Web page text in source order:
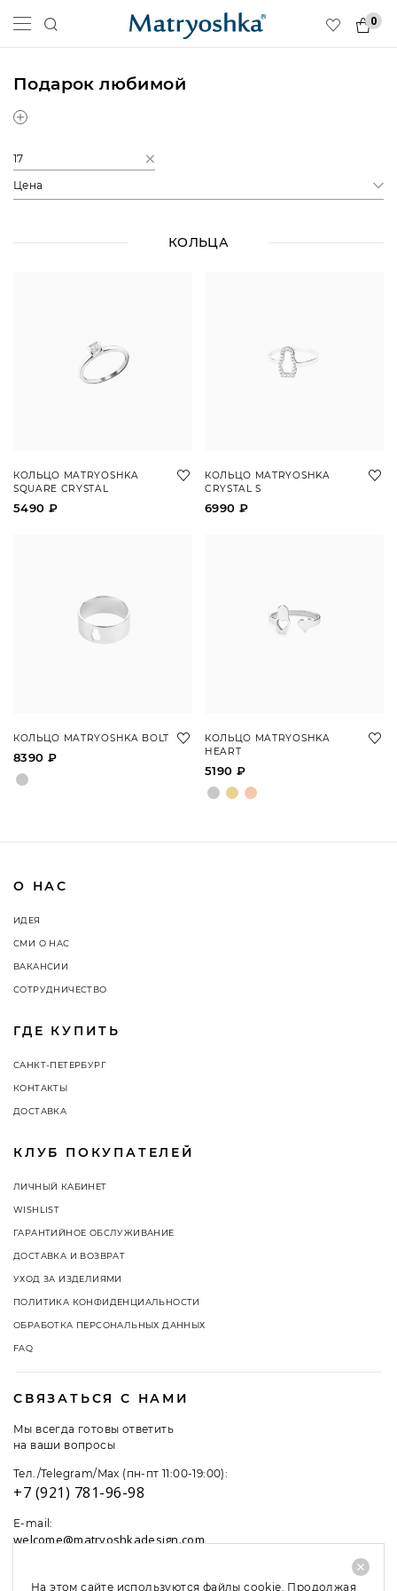
0
Подарок любимой
17
Цена
КОЛЬЦА
КОЛЬЦО MATRYOSHKA
SQUARE CRYSTAL
5490 ₽
КОЛЬЦО MATRYOSHKA
CRYSTAL S
6990 ₽
КОЛЬЦО MATRYOSHKA BOLT
8390 ₽
КОЛЬЦО MATRYOSHKA
HEART
5190 ₽
О НАС
ИДЕЯ
СМИ О НАС
ВАКАНСИИ
СОТРУДНИЧЕСТВО
ГДЕ КУПИТЬ
САНКТ-ПЕТЕРБУРГ
КОНТАКТЫ
ДОСТАВКА
КЛУБ ПОКУПАТЕЛЕЙ
ЛИЧНЫЙ КАБИНЕТ
WISHLIST
ГАРАНТИЙНОЕ ОБСЛУЖИВАНИЕ
ДОСТАВКА И ВОЗВРАТ
УХОД ЗА ИЗДЕЛИЯМИ
ПОЛИТИКА КОНФИДЕНЦИАЛЬНОСТИ
ОБРАБОТКА ПЕРСОНАЛЬНЫХ ДАННЫХ
FAQ
СВЯЗАТЬСЯ С НАМИ
Мы всегда готовы ответить
на ваши вопросы
Тел./Telegram/Max (пн-пт 11:00-19:00):
+7 (921) 781-96-98
E-mail:
welcome@matryoshkadesign.com
На этом сайте используются файлы cookie. Продолжая